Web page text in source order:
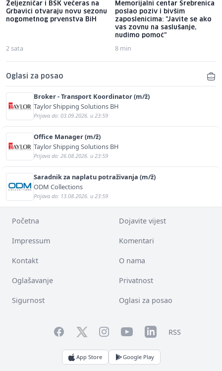
Željezničar i BSK večeras na
Grbavici otvaraju novu sezonu
nogometnog prvenstva BiH
2 sata
Memorijalni centar Srebrenica
poslao poziv i bivšim
zaposlenicima: "Javite se ako
vas zovnu na saslušanje,
nudimo pomoć"
8 min
Oglasi za posao
Broker - Transport Koordinator (m/ž)
Taylor Shipping Solutions BH
Prijava do: 03.09.2026. u 23:59
Office Manager (m/ž)
Taylor Shipping Solutions BH
Prijava do: 26.08.2026. u 23:59
Saradnik za naplatu potraživanja (m/ž)
ODM Collections
Prijava do: 13.08.2026. u 23:59
Početna Dojavite vijest
Impressum Komentari
Kontakt O nama
Oglašavanje Privatnost
Sigurnost Oglasi za posao
FacebookTwitterInstagramYouTubeLinkedInRSS
App Store Google Play